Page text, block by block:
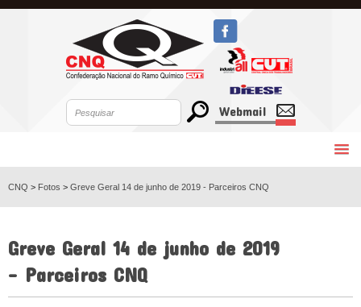
Webmail
CNQ > Fotos > Greve Geral 14 de junho de 2019 - Parceiros CNQ
Greve Geral 14 de junho de 2019
- Parceiros CNQ